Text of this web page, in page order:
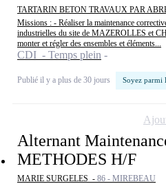
TARTARIN BETON TRAVAUX PAR
Missions : - Réaliser la maintenance
industrielles du site de MAZEROLLES et
monter et régler des ensembles et éléments...
CDI - Temps plein
Publié il y a plus de 30 jours Soyez parmi
Alternant
METHODES H/F
MARIE SURGELES - 86 - MIREBEAU